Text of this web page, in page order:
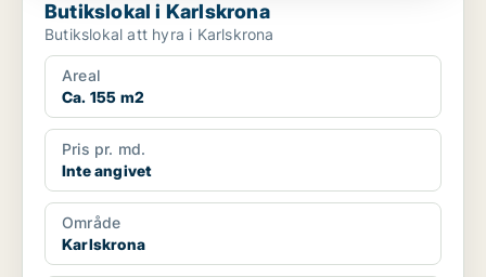
Butikslokal i Karlskrona
Butikslokal att hyra i Karlskrona
Areal
Ca. 155 m2
Pris pr. md.
Inte angivet
Område
Karlskrona